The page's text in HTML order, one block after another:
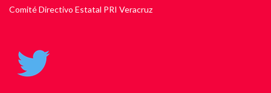
Comité Directivo Estatal PRI Veracruz